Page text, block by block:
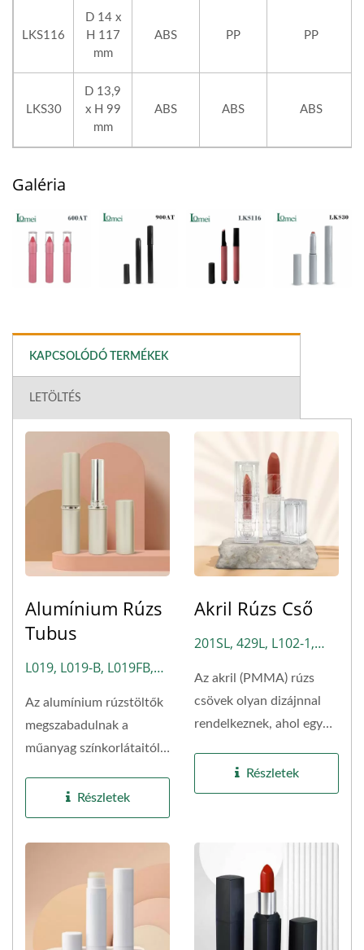
LKS116
D 14 x
H 117
mm
ABS PP PP
LKS30
D 13,9
x H 99
mm
ABS ABS ABS
Galéria
KAPCSOLÓDÓ TERMÉKEK
LETÖLTÉS
Alumínium Rúzs
Tubus
L019, L019-B, L019FB,
Az alumínium rúzstöltők
megszabadulnak a
műanyag színkorlátaitól,
Részletek
Akril Rúzs Cső
201SL, 429L, L102-1,
L229, L229-1, L339,
L339-1, L429
Az akril (PMMA) rúzs
csövek olyan dizájnnal
rendelkeznek, ahol egy
Részletek